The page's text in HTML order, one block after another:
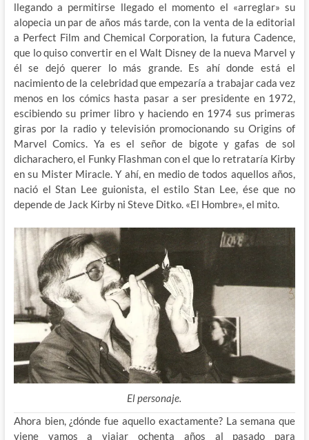
llegando a permitirse llegado el momento el «arreglar» su
alopecia un par de años más tarde, con la venta de la editorial
a Perfect Film and Chemical Corporation, la futura Cadence,
que lo quiso convertir en el Walt Disney de la nueva Marvel y
él se dejó querer lo más grande. Es ahí donde está el
nacimiento de la celebridad que empezaría a trabajar cada vez
menos en los cómics hasta pasar a ser presidente en 1972,
escibiendo su primer libro y haciendo en 1974 sus primeras
giras por la radio y televisión promocionando su Origins of
Marvel Comics. Ya es el señor de bigote y gafas de sol
dicharachero, el Funky Flashman con el que lo retrataría Kirby
en su Mister Miracle. Y ahí, en medio de todos aquellos años,
nació el Stan Lee guionista, el estilo Stan Lee, ése que no
depende de Jack Kirby ni Steve Ditko. «El Hombre», el mito.
El personaje.
Ahora bien, ¿dónde fue aquello exactamente? La semana que
viene vamos a viajar ochenta años al pasado para